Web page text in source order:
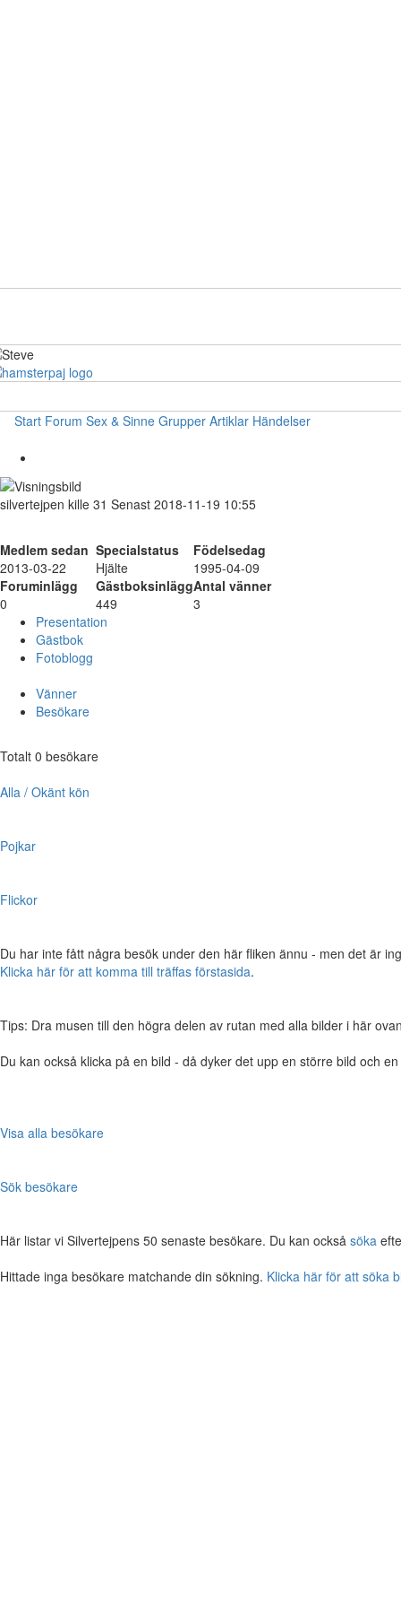
Start Forum Sex & Sinne Grupper Artiklar Händelser
silvertejpen kille 31 Senast 2018-11-19 10:55
Medlem sedan Specialstatus
Födelsedag
2013-03-22
Hjälte
1995-04-09
Foruminlägg
GästboksinläggAntal vänner
0
449
3
Presentation
Gästbok
Fotoblogg
Vänner
Besökare
Totalt 0 besökare
Alla / Okänt kön
Pojkar
Flickor
Du har inte fått några besök under den här fliken ännu - men det är
Klicka här för att komma till träffas förstasida.
Tips: Dra musen till den högra delen av rutan med alla bilder i här
Du kan också klicka på en bild - då dyker det upp en större bild och
Visa alla besökare
Sök besökare
Här listar vi Silvertejpens 50 senaste besökare. Du kan också söka
Hittade inga besökare matchande din sökning. Klicka här för att söka